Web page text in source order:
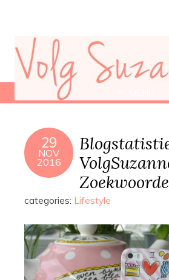
29
NOV
2016
categories: Lifestyle